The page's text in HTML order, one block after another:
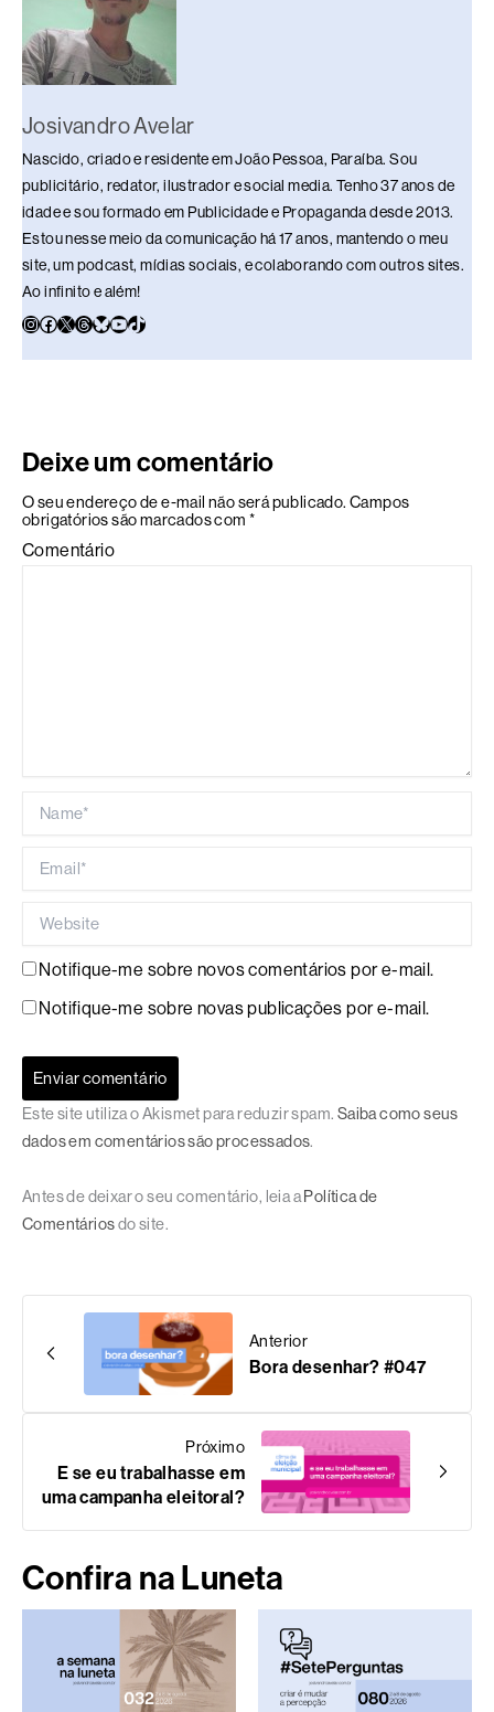
Josivandro Avelar
Nascido, criado e residente em João Pessoa, Paraíba. Sou
publicitário, redator, ilustrador e social media. Tenho 37 anos de
idade e sou formado em Publicidade e Propaganda desde 2013.
Estou nesse meio da comunicação há 17 anos, mantendo o meu
site, um podcast, mídias sociais, e colaborando com outros sites.
Ao infinito e além!
Deixe um comentário
O seu endereço de e-mail não será publicado. Campos
obrigatórios são marcados com *
Comentário
Notifique-me sobre novos comentários por e-mail.
Notifique-me sobre novas publicações por e-mail.
Este site utiliza o Akismet para reduzir spam. Saiba como seus
dados em comentários são processados.
Antes de deixar o seu comentário, leia aPolítica de
Comentáriosdo site.
Anterior
Bora desenhar? #047
Próximo
E se eu trabalhasse em
uma campanha eleitoral?
Confira na Luneta